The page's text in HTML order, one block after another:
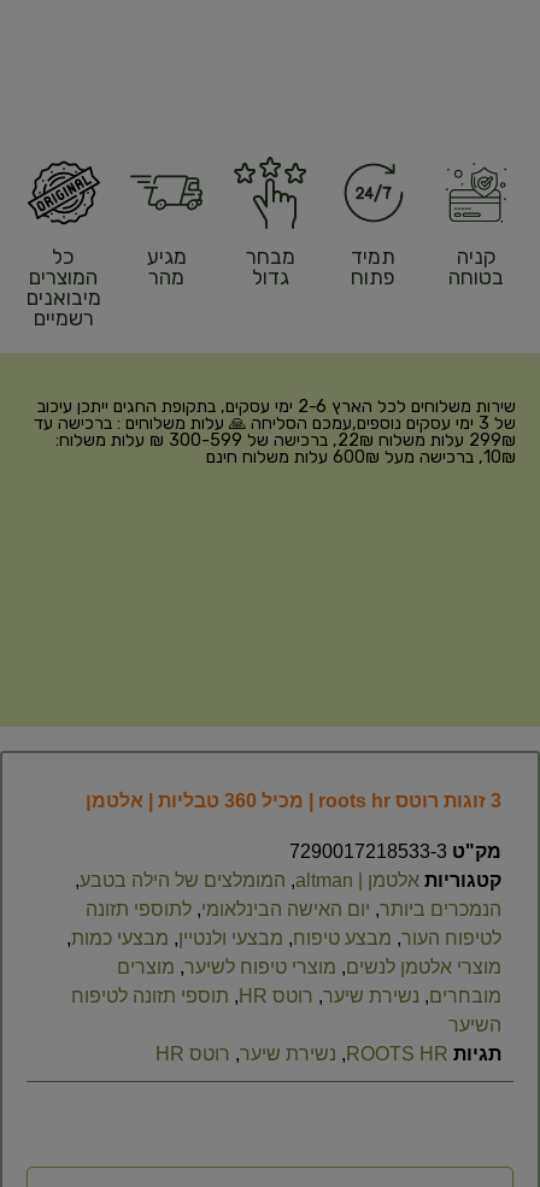
קניה
בטוחה
תמיד
פתוח
מבחר
גדול
מגיע
מהר
כל
המוצרים
מיבואנים
רשמיים
שירות משלוחים לכל הארץ 2-6 ימי עסקים, בתקופת החגים ייתכן עיכוב
של 3 ימי עסקים נוספים,עמכם הסליחה 🙏 עלות משלוחים : ברכישה עד
299₪ עלות משלוח 22₪, ברכישה של 300-599 ₪ עלות משלוח:
10₪, ברכישה מעל 600₪ עלות משלוח חינם
3 זוגות רוטס roots hr | מכיל 360 טבליות | אלטמן
מק"ט 7290017218533-3
קטגוריות אלטמן | altman , המומלצים של הילה בטבע,
הנמכרים ביותר, יום האישה הבינלאומי, לתוספי תזונה
לטיפוח העור, מבצע טיפוח, מבצעי ולנטיין, מבצעי כמות,
מוצרי אלטמן לנשים, מוצרי טיפוח לשיער, מוצרים
מובחרים, נשירת שיער, רוטס HR , תוספי תזונה לטיפוח
השיער
תגיות ROOTS HR
, נשירת שיער, רוטס HR